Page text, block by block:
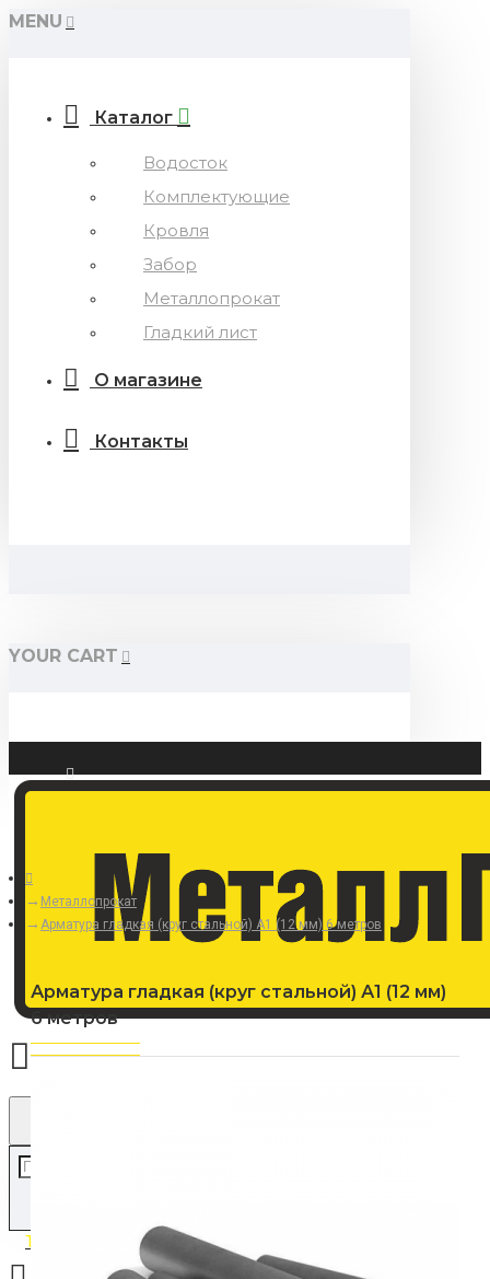
MENU
Каталог
Водосток
Комплектующие
Кровля
Забор
Металлопрокат
Гладкий лист
О магазине
Контакты
YOUR CART
Войти
Регистрация
Товаров: 0 (0.00р.)
Металлопрокат
Арматура гладкая (круг стальной) А1 (12 мм) 6 метров
Арматура гладкая (круг стальной) А1 (12 мм)
6 метров